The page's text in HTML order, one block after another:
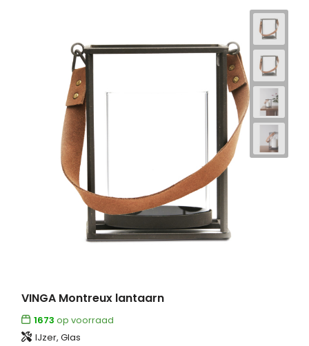
VINGA Montreux lantaarn
1673 op voorraad
IJzer, Glas